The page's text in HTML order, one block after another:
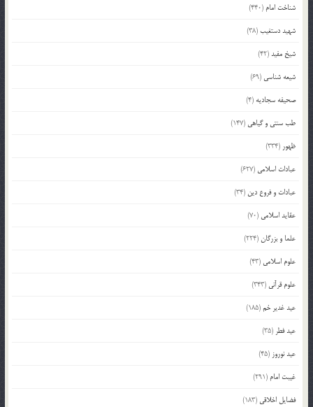
شناخت امام (440)
شهید دستغیب(38)
شیخ مفید(42)
شیعه شناسی (69)
صحیفه سجادیه (4)
طب سنتی و گیاهی (147)
ظهور (334)
عبادات اسلامی (627)
عبادات و فروع دین (34)
عقاید اسلامی (70)
علما و بزرگان(224)
علوم اسلامی (43)
علوم قرآنی (343)
عید غدیر خم(185)
عید فطر (35)
عید نوروز (45)
غیبت امام (291)
فضایل اخلاقی (183)